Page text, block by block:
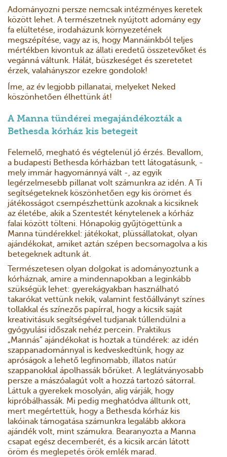
Adományozni persze nemcsak intézményes keretek
között lehet. A természetnek nyújtott adomány egy
fa elültetése, irodaházunk környezetének
megszépítése, vagy az is, hogy Mannáinkból teljes
mértékben kivontuk az állati eredetű összetevőket és
vegánná váltunk. Hálát, büszkeséget és szeretetet
érzek, valahányszor ezekre gondolok!
Íme, az év legjobb pillanatai, melyeket Neked
köszönhetően élhettünk át!
A Manna tündérei megajándékozták a
Bethesda kórház kis betegeit
Felemelő, megható és végtelenül jó érzés. Bevallom,
a budapesti Bethesda kórházban tett látogatásunk, -
mely immár hagyománnyá vált -, az egyik
legérzelmesebb pillanat volt számunkra az idén. A Ti
segítségeteknek köszönhetően egy kis örömet és
játékosságot csempészhettünk azoknak a kicsiknek
az életébe, akik a Szentestét kénytelenek a kórház
falai között tölteni. Hónapokig gyűjtögettünk a
Manna tündérekkel: játékokat, plüssállatokat, olyan
ajándékokat, amiket aztán szépen becsomagolva a kis
betegeknek adtunk át.
Természetesen olyan dolgokat is adományoztunk a
kórháznak, amire a mindennapokban a leginkább
szükségük lehet: gyerekágyakban használható
takarókat vettünk nekik, valamint festőállványt színes
tollakkal és színezős papírral, hogy a kicsik saját
kreativitásuk segítségével tudjanak túllendülni a
gyógyulási időszak nehéz percein. Praktikus
„Mannás” ajándékokat is hoztak a tündérek: az idén
szappanadománnyal is kedveskedtünk, hogy az
apróságok a lehető legfinomabb, illatos natúr
szappanokkal ápolhassák bőrüket. A leglátványosabb
persze a mászóalagút volt a hozzá tartozó sátorral.
Láttuk a gyerekek mosolyán, alig várják, hogy
kipróbálhassák. Mi pedig meghatódva álltunk ott,
mert megértettük, hogy a Bethesda kórház kis
lakóinak támogatása számunkra legalább akkora
ajándék volt, mint számukra. Bearanyozta a Manna
csapat egész decemberét, és a kicsik arcán látott
öröm és meglepetés örök emlék marad.